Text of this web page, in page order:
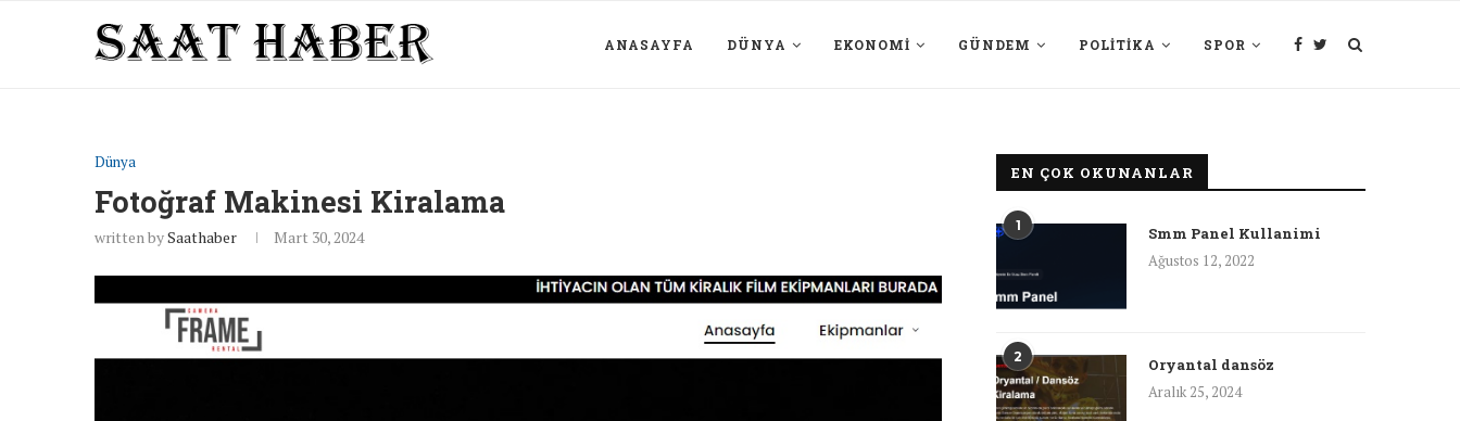
ANASAYFA DÜNYA EKONOMI GÜNDEM POLITIKA SPOR
Dünya
Fotoğraf Makinesi Kiralama
written bySaathaber Mart 30, 2024
EN ÇOK OKUNANLAR
1
Smm Panel Kullanimi
Ağustos 12, 2022
2
Oryantal dansöz
Aralık 25, 2024